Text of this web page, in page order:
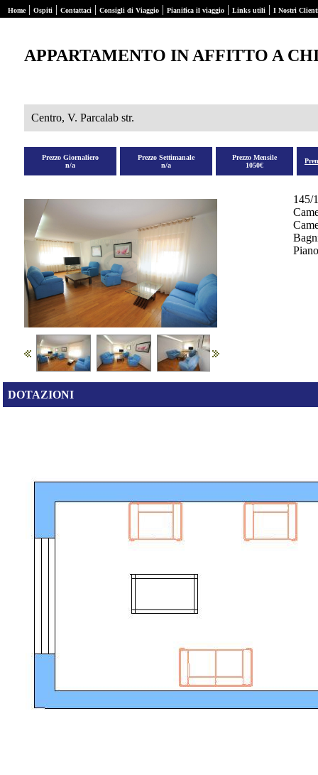
Home| Ospiti | Contattaci | Consigli di Viaggio | Pianifica il viaggio | Links utili | I Nostri
APPARTAMENTO IN AFFITTO A
Centro, V. Parcalab str.
Prezzo Giornaliero
n/a
Prezzo Settimanale
n/a
Prezzo Mensile
1050€
145/
DOTAZIONI